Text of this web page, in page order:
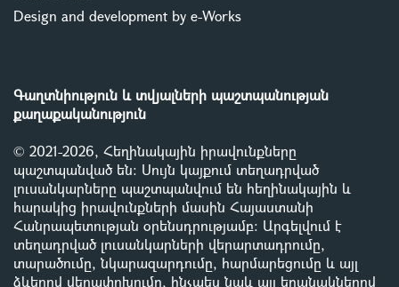
Design and development by e-Works
Գաղտնիություն և տվյալների պաշտպանության
քաղաքականություն
© 2021-2026, Հեղինակային իրավունքները
պաշտպանված են: Սույն կայքում տեղադրված
լուսանկարները պաշտպանվում են հեղինակային և
հարակից իրավունքների մասին Հայաստանի
Հանրապետության օրենսդրությամբ: Արգելվում է
տեղադրված լուսանկարների վերարտադրումը,
տարածումը, նկարազարդումը, հարմարեցումը և այլ
ձևերով վերափոխումը, ինչպես նաև այլ եղանակներով